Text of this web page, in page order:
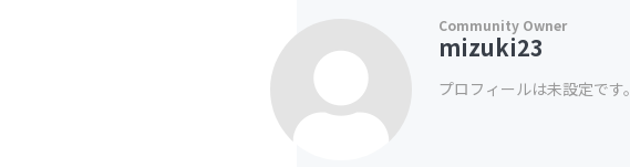
mizuki23
プロフィールは未設定です。